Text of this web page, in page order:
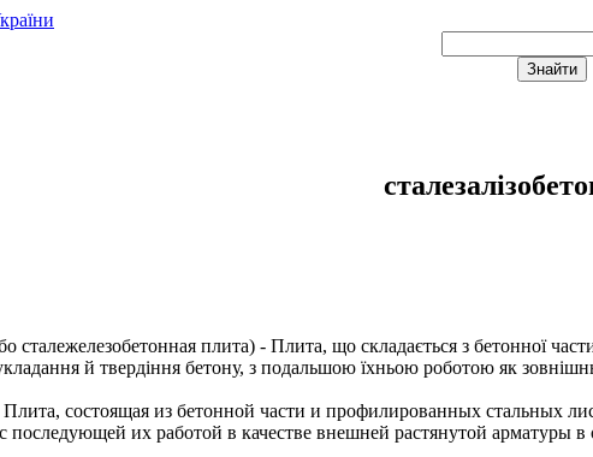
сталежелезобетонная плита) - Плита, що складається з бетонної
й твердіння бетону, з подальшою їхньою роботою як
Плита, состоящая из бетонной части и профилированных стальных
последующей их работой в качестве внешней растянутой арматуры в